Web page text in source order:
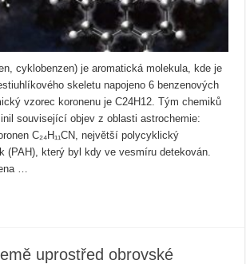
cyklobenzen) je aromatická molekula, kde je
skeletu napojeno 6 benzenových
vzorec koronenu je C24H12. Tým chemiků
související objev z oblasti astrochemie:
C₂₄H₁₁CN, největší polycyklický
(PAH), který byl kdy ve vesmíru detekován.
…
uprostřed obrovské